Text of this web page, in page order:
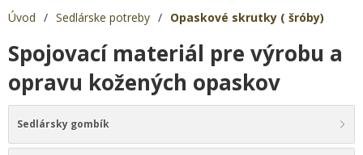
Úvod / Sedlárske potreby / Opaskové skrutky ( šróby)
Spojovací materiál pre výrobu a
opravu kožených opaskov
Sedlársky gombík